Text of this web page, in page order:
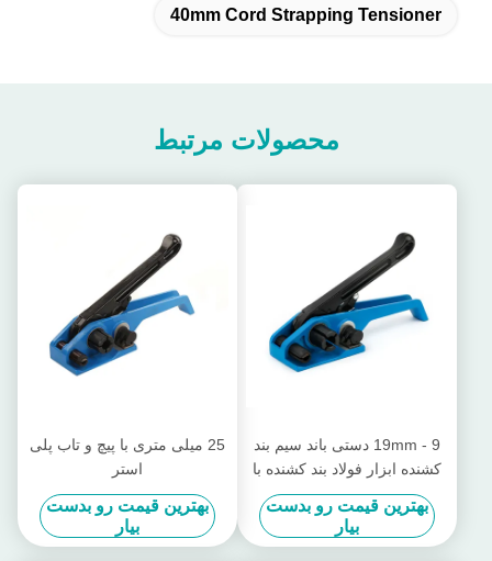
40mm Cord Strapping Tensioner
محصولات مرتبط
9 - 19mm دستی باند سیم بند
کشنده ابزار فولاد بند کشنده با
برش
بهترین قیمت رو بدست
بیار
25 میلی متری با پیچ و تاب پلی
استر
بهترین قیمت رو بدست
بیار